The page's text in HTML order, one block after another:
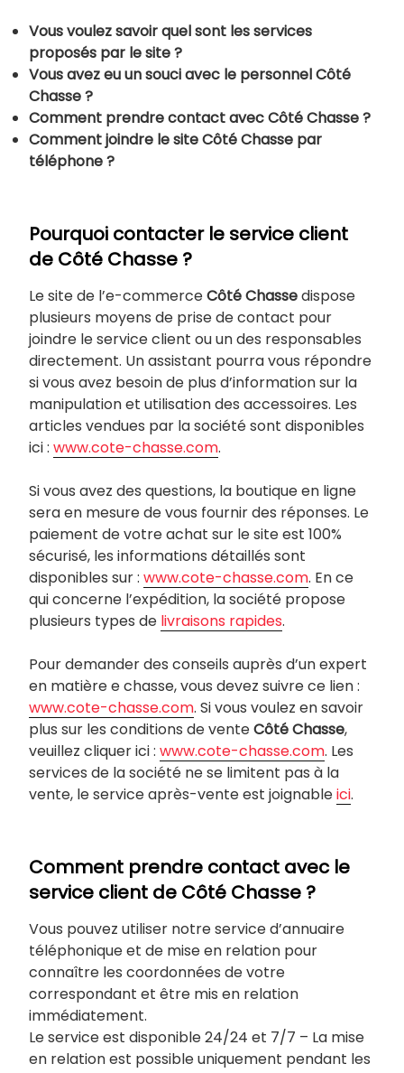
Vous voulez savoir quel sont les services
proposés par le site ?
Vous avez eu un souci avec le personnelCôté
Chasse ?
Comment prendre contact avecCôté Chasse ?
Comment joindre le siteCôté Chasse par
téléphone ?
Pourquoi contacter le service client
de Côté Chasse ?
Le site de l’e-commerceCôté Chassedispose
plusieurs moyens de prise de contact pour
joindre le service client ou un des responsables
directement. Un assistant pourra vous répondre
si vous avez besoin de plus d’information sur la
manipulation et utilisation des accessoires. Les
articles vendues par la société sont disponibles
ici : www.cote-chasse.com.
Si vous avez des questions, la boutique en ligne
sera en mesure de vous fournir des réponses. Le
paiement de votre achat sur le site est 100%
sécurisé, les informations détaillés sont
disponibles sur : www.cote-chasse.com. En ce
qui concerne l’expédition, la société propose
plusieurs types de livraisons rapides.
Pour demander des conseils auprès d’un expert
en matière e chasse, vous devez suivre ce lien :
www.cote-chasse.com. Si vous voulez en savoir
plus sur les conditions de venteCôté Chasse,
veuillez cliquer ici : www.cote-chasse.com. Les
services de la société ne se limitent pas à la
vente, le service après-vente est joignableici.
Comment prendre contact avec le
service client de Côté Chasse ?
Vous pouvez utiliser notre service d’annuaire
téléphonique et de mise en relation pour
connaître les coordonnées de votre
correspondant et être mis en relation
immédiatement.
Le service est disponible 24/24 et 7/7 – La mise
en relation est possible uniquement pendant les